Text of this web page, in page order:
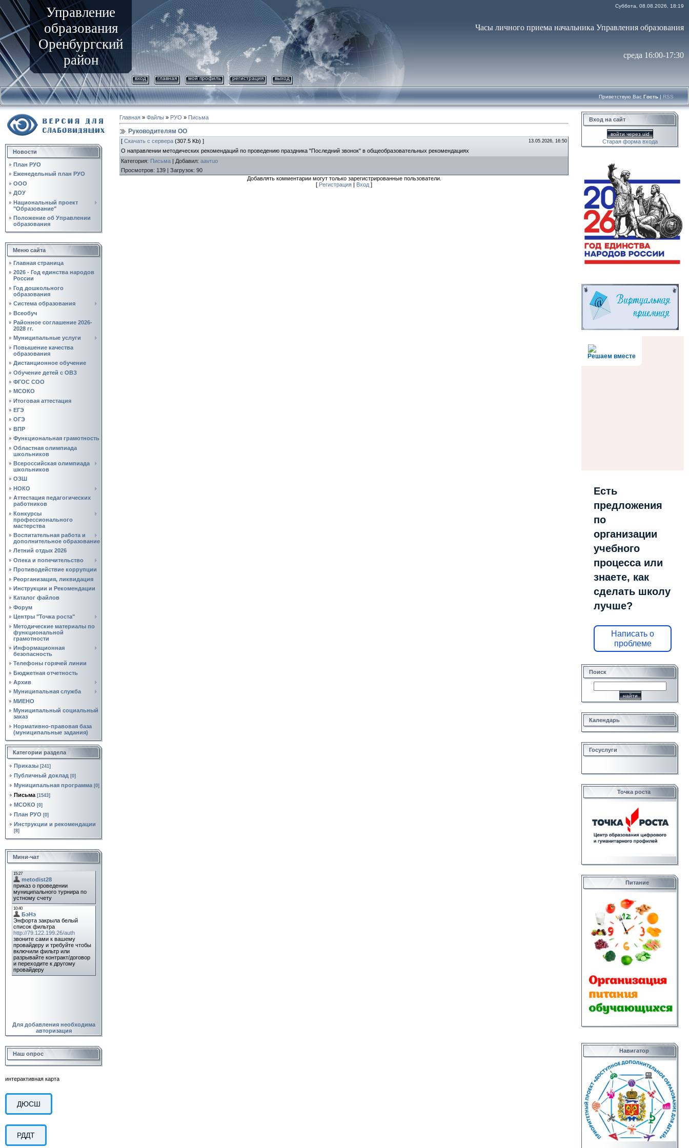
Управление
образования
Оренбургский
район
Суббота, 08.08.2026, 18:19
Часы личного приема начальника Управления образования
среда 16:00-17:30
вход главная мой профиль регистрация выход
Приветствую Вас Гость | RSS
Новости
План РУО
Еженедельный план РУО
ООО
ДОУ
Национальный проект
"Образование"
Положение об Управлении
образования
Меню сайта
Главная страница
2026 - Год единства народов
России
Год дошкольного
образования
Система образования
Всеобуч
Районное соглашение 2026-
2028 гг.
Муниципальные услуги
Повышение качества
образования
Дистанционное обучение
Обучение детей с ОВЗ
ФГОС СОО
МСОКО
Итоговая аттестация
ЕГЭ
ОГЭ
ВПР
Функциональная грамотность
Областная олимпиада
школьников
Всероссийская олимпиада
школьников
ОЗШ
НОКО
Аттестация педагогических
работников
Конкурсы
профессионального
мастерства
Воспитательная работа и
дополнительное образование
Летний отдых 2026
Опека и попечительство
Противодействие коррупции
Реорганизация, ликвидация
Инструкции и Рекомендации
Каталог файлов
Форум
Центры "Точка роста"
Методические материалы по
функциональной
грамотности
Информационная
безопасность
Телефоны горячей линии
Бюджетная отчетность
Архив
Муниципальная служба
МИЕНО
Муниципальный социальный
заказ
Нормативно‑правовая база
(муниципальные задания)
Категории раздела
Приказы [241]
Публичный доклад [0]
Муниципальная программа [0]
Письма [1543]
МСОКО [0]
План РУО [0]
Инструкции и рекомендации
[8]
Мини-чат
Для добавления необходима
авторизация
Наш опрос
интерактивная карта
ДЮСШ
РДДТ
Главная » Файлы » РУО » Письма
Руководителям ОО
[ Скачать с сервера (307.5 Kb) ] 13.05.2026, 16:50
О направлении методических рекомендаций по проведению праздника "Последний звонок" в общеобразовательных рекомендациях
Категория: Письма | Добавил: aavruo
Просмотров: 139 | Загрузок: 90
Добавлять комментарии могут только зарегистрированные пользователи.
[ Регистрация | Вход ]
Вход на сайт
войти через uid
Старая форма входа
Решаем вместе
Есть
предложения
по
организации
учебного
процесса или
знаете, как
сделать школу
лучше?
Написать о
проблеме
Поиск
Календарь
Госуслуги
Точка роста
Питание
Навигатор